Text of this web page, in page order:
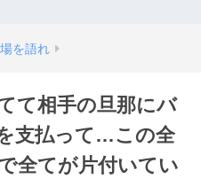
を語れ
て相手の旦那にバ
支払って…この全
全てが片付いてい